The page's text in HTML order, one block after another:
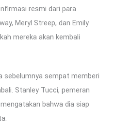
resmi dari para
Meryl Streep, dan Emily
mereka akan kembali
sebelumnya sempat memberi
Stanley Tucci, pemeran
bahwa dia siap